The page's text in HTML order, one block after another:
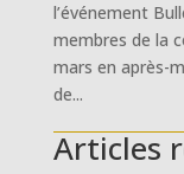
l’événement
membres de la
mars en après-
de...
Articles